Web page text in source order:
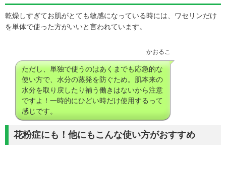
乾燥しすぎてお肌がとても敏感になっている時には、ワセリンだけ
を単体で使った方がいいと言われています。
かおるこ
ただし、単独で使うのはあくまでも応急的な
使い方で、水分の蒸発を防ぐため。肌本来の
水分を取り戻したり補う働きはないから注意
ですよ！一時的にひどい時だけ使用するって
感じです。
花粉症にも！他にもこんな使い方がおすすめ